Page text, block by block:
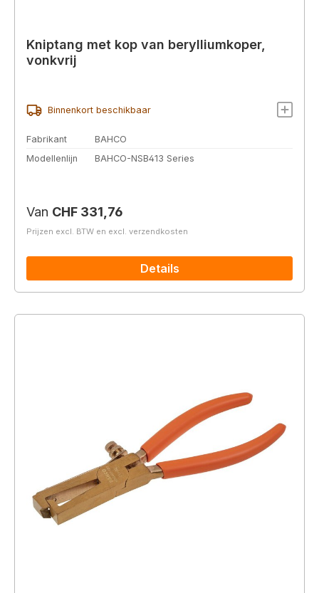
Kniptang met kop van berylliumkoper,
vonkvrij
Binnenkort beschikbaar
Fabrikant
BAHCO
Modellenlijn
BAHCO-NSB413 Series
Normale prijs:
Van CHF 331,76
Prijzen excl. BTW en excl. verzendkosten
Details